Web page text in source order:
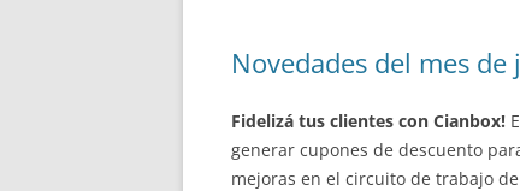
Novedades del mes
Fidelizá tus clientes con Cianbox!
generar cupones de descuento
mejoras en el circuito de trabajo